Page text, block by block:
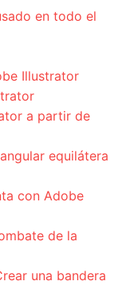
en todo el
Illustrator
a partir de
equilátera
con Adobe
de la
una bandera